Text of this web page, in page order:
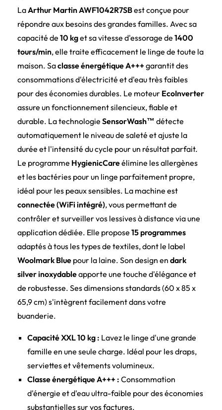
LaArthur Martin AWF1042R7SBest conçue pour
répondre aux besoins des grandes familles. Avec sa
capacité de 10 kget sa vitesse d'essorage de 1400
tours/min, elle traite efficacement le linge de toute la
maison. Saclasse énergétique A+++ garantit des
consommations d'électricité et d'eau très faibles
pour des économies durables. Le moteur EcoInverter
assure un fonctionnement silencieux, fiable et
durable. La technologie SensorWash™ détecte
automatiquement le niveau de saleté et ajuste la
durée et l'intensité du cycle pour un résultat parfait.
Le programme HygienicCareélimine les allergènes
et les bactéries pour un linge parfaitement propre,
idéal pour les peaux sensibles. La machine est
connectée (WiFi intégré), vous permettant de
contrôler et surveiller vos lessives à distance via une
application dédiée. Elle propose 15 programmes
adaptés à tous les types de textiles, dont le label
Woolmark Blue pour la laine. Son design en dark
silver inoxydableapporte une touche d'élégance et
de robustesse. Ses dimensions standards (60 x 85 x
65,9 cm) s'intègrent facilement dans votre
buanderie.
Capacité XXL 10 kg : Lavez le linge d'une grande
famille en une seule charge. Idéal pour les draps,
serviettes et vêtements volumineux.
Classe énergétique A+++ : Consommation
d'énergie et d'eau ultra-faible pour des économies
substantielles sur vos factures.